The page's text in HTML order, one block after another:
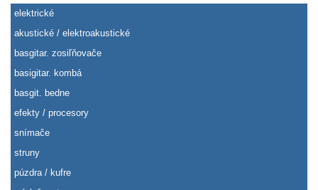
elektrické
akustické / elektroakustické
basgitar. zosiľňovače
basigitar. kombá
basgit. bedne
efekty / procesory
snímače
struny
púzdra / kufre